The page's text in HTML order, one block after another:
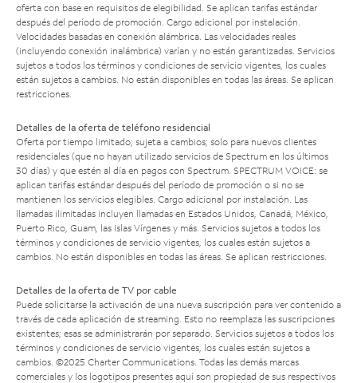
oferta con base en requisitos de elegibilidad. Se aplican tarifas estándar
después del período de promoción. Cargo adicional por instalación.
Velocidades basadas en conexión alámbrica. Las velocidades reales
(incluyendo conexión inalámbrica) varían y no están garantizadas. Servicios
sujetos a todos los términos y condiciones de servicio vigentes, los cuales
están sujetos a cambios. No están disponibles en todas las áreas. Se aplican
restricciones.
Detalles de la oferta de teléfono residencial
Oferta por tiempo limitado; sujeta a cambios; solo para nuevos clientes
residenciales (que no hayan utilizado servicios de Spectrum en los últimos
30 días) y que estén al día en pagos con Spectrum. SPECTRUM VOICE: se
aplican tarifas estándar después del período de promoción o si no se
mantienen los servicios elegibles. Cargo adicional por instalación. Las
llamadas ilimitadas incluyen llamadas en Estados Unidos, Canadá, México,
Puerto Rico, Guam, las Islas Vírgenes y más. Servicios sujetos a todos los
términos y condiciones de servicio vigentes, los cuales están sujetos a
cambios. No están disponibles en todas las áreas. Se aplican restricciones.
Detalles de la oferta de TV por cable
Puede solicitarse la activación de una nueva suscripción para ver contenido a
través de cada aplicación de streaming. Esto no reemplaza las suscripciones
existentes; esas se administrarán por separado. Servicios sujetos a todos los
términos y condiciones de servicio vigentes, los cuales están sujetos a
cambios. ©2025 Charter Communications. Todas las demás marcas
comerciales y los logotipos presentes aquí son propiedad de sus respectivos